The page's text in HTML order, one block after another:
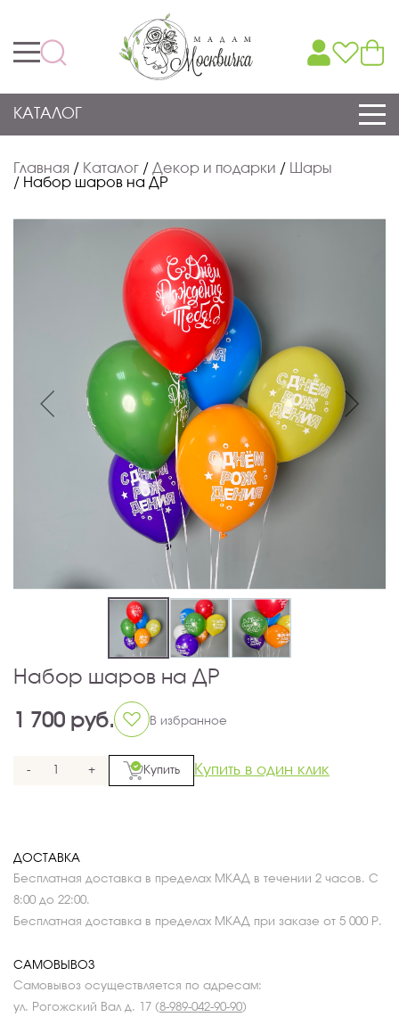
КАТАЛОГ
Главная / Каталог / Декор и подарки / Шары
/ Набор шаров на ДР
Набор шаров на ДР
1 700 руб. В избранное
- + Купить Купить в один клик
ДОСТАВКА
Бесплатная доставка в пределах МКАД в течении 2 часов. С
8:00 до 22:00.
Бесплатная доставка в пределах МКАД при заказе от 5 000 Р.
САМОВЫВОЗ
Самовывоз осуществляется по адресам:
ул. Рогожский Вал д. 17 (8-989-042-90-90)